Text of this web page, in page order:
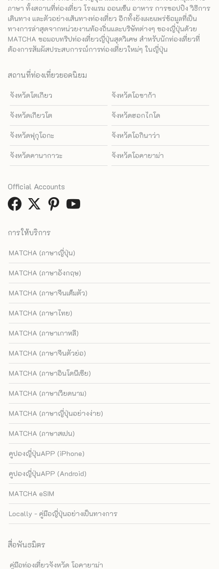
ภาษา ทั้งสถานที่ท่องเที่ยว โรงแรม ออนเซ็น อาหาร การชอปปิง วิธีการ
เดินทาง และตัวอย่างเส้นทางท่องเที่ยว อีกทั้งยังเผยแพร่ข้อมูลที่เป็น
ทางการล่าสุดจากหน่วยงานท้องถิ่นและบริษัทต่างๆ ของญี่ปุ่นด้วย
MATCHA ขอมอบทริปท่องเที่ยวญี่ปุ่นสุดวิเศษ สำหรับนักท่องเที่ยวที่
ต้องการสัมผัสประสบการณ์การท่องเที่ยวใหม่ๆ ในญี่ปุ่น
สถานที่ท่องเที่ยวยอดนิยม
จังหวัดโตเกียว จังหวัดโอซาก้า
จังหวัดเกียวโต จังหวัดฮอกไกโด
จังหวัดฟุกุโอกะ จังหวัดโอกินาว่า
จังหวัดคานากาวะ จังหวัดโอคายาม่า
การให้บริการ
MATCHA (ภาษาญี่ปุ่น)
MATCHA (ภาษาอังกฤษ)
MATCHA (ภาษาจีนเต็มตัว)
MATCHA (ภาษาไทย)
MATCHA (ภาษาเกาหลี)
MATCHA (ภาษาจีนตัวย่อ)
MATCHA (ภาษาอินโดนีเซีย)
MATCHA (ภาษาเวียดนาม)
MATCHA (ภาษาญี่ปุ่นอย่างง่าย)
MATCHA (ภาษาสเปน)
คูปองญี่ปุ่นAPP (iPhone)
คูปองญี่ปุ่นAPP (Android)
MATCHA eSIM
Locally - คู่มือญี่ปุ่นอย่างเป็นทางการ
สื่อพันธมิตร
คู่มือท่องเที่ยวจังหวัด โอคายาม่า
Official Accounts